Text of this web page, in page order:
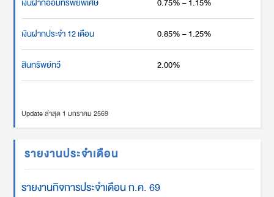
เงินฝากประจำ 12 เดือน 0.85% – 1.25%
สินทรัพย์ทวี 2.00%
Update ล่าสุด 1 มกราคม 2569
รายงานประจำเดือน
รายงานกิจการประจำเดือน ก.ค. 69